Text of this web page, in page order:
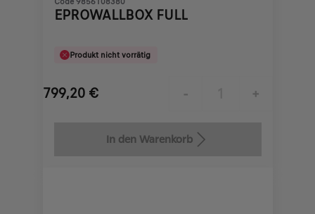
EPROWALLBOX FULL
Produkt nicht vorrätig
799,20 € -
+
In den Warenkorb